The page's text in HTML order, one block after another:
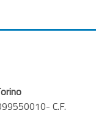
C.F.